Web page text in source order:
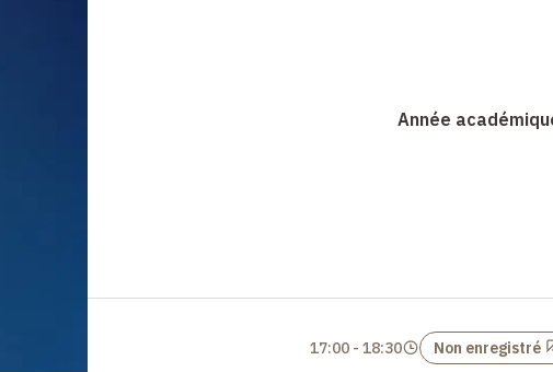
Année
17:00 - 18:30 Non enregistré